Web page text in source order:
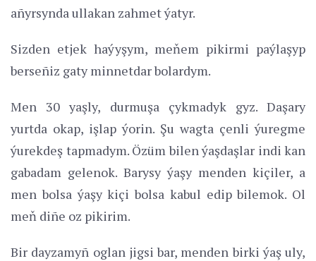
añyrsynda ullakan zahmet ýatyr.
Sizden etjek haýyşym, meňem pikirmi paýlaşyp
berseñiz gaty minnetdar bolardym.
Men 30 yaşly, durmuşa çykmadyk gyz. Daşary
yurtda okap, işlap ýorin. Şu wagta çenli ýuregme
ýurekdeş tapmadym. Özüm bilen ýaşdaşlar indi kan
gabadam gelenok. Barysy ýaşy menden kiçiler, a
men bolsa ýaşy kiçi bolsa kabul edip bilemok. Ol
meň diñe oz pikirim.
Bir dayzamyñ oglan jigsi bar, menden birki ýaş uly,